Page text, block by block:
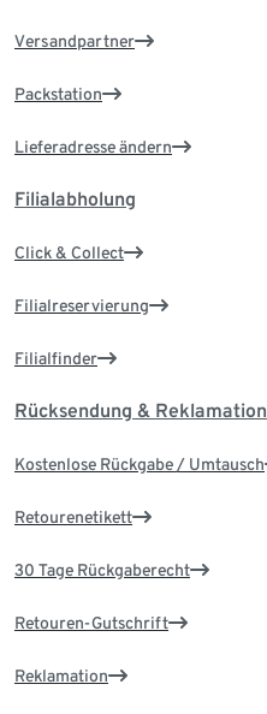
Versandpartner
Packstation
Lieferadresse ändern
Filialabholung
Click & Collect
Filialreservierung
Filialfinder
Rücksendung & Reklamation
Kostenlose Rückgabe / Umtausch
Retourenetikett
30 Tage Rückgaberecht
Retouren-Gutschrift
Reklamation